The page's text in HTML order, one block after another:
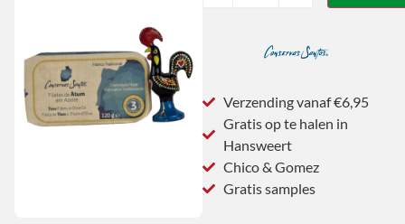
Verzending vanaf €6,95
Gratis op te halen in
Hansweert
Chico & Gomez
Gratis samples